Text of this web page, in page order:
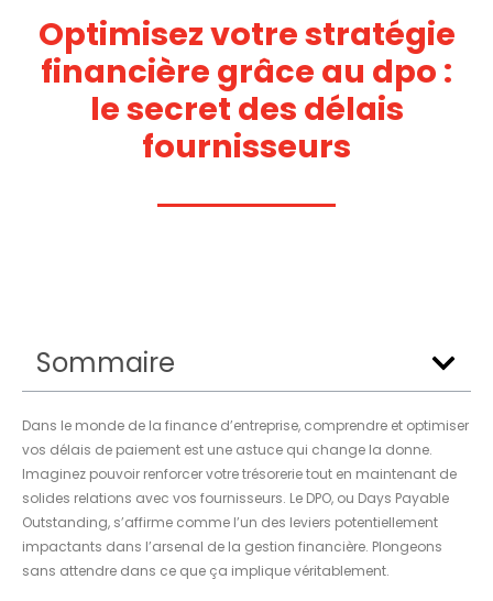
Optimisez votre stratégie
financière grâce au dpo :
le secret des délais
fournisseurs
Sommaire
Dans le monde de la finance d’entreprise, comprendre et optimiser
vos délais de paiement est une astuce qui change la donne.
Imaginez pouvoir renforcer votre trésorerie tout en maintenant de
solides relations avec vos fournisseurs. Le DPO, ou Days Payable
Outstanding, s’affirme comme l’un des leviers potentiellement
impactants dans l’arsenal de la gestion financière. Plongeons
sans attendre dans ce que ça implique véritablement.